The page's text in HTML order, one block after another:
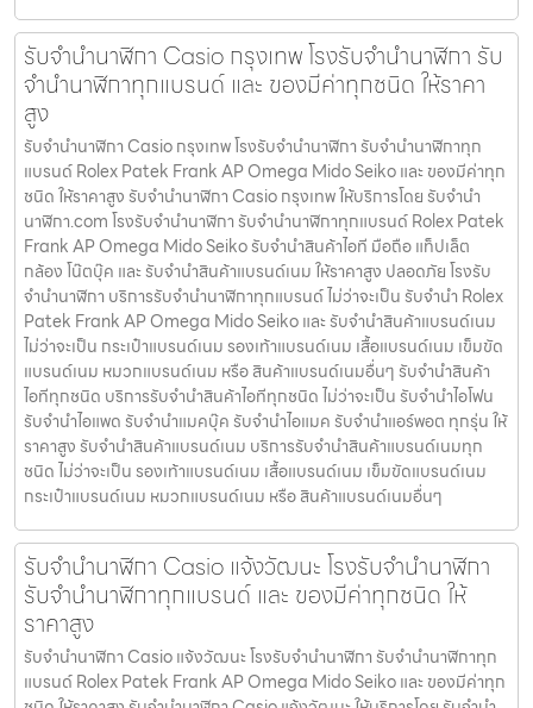
รับจํานํานาฬิกา Casio กรุงเทพ โรงรับจำนำนาฬิกา รับ
จำนำนาฬิกาทุกแบรนด์ และ ของมีค่าทุกชนิด ให้ราคา
สูง
รับจํานํานาฬิกา Casio กรุงเทพ โรงรับจำนำนาฬิกา รับจำนำนาฬิกาทุก
แบรนด์ Rolex Patek Frank AP Omega Mido Seiko และ ของมีค่าทุก
ชนิด ให้ราคาสูง รับจํานํานาฬิกา Casio กรุงเทพ ให้บริการโดย รับจํานํา
นาฬิกา.com โรงรับจำนำนาฬิกา รับจำนำนาฬิกาทุกแบรนด์ Rolex Patek
Frank AP Omega Mido Seiko รับจำนำสินค้าไอที มือถือ แท็ปเล็ต
กล้อง โน๊ตบุ๊ค และ รับจำนำสินค้าแบรนด์เนม ให้ราคาสูง ปลอดภัย โรงรับ
จำนำนาฬิกา บริการรับจำนำนาฬิกาทุกแบรนด์ ไม่ว่าจะเป็น รับจำนำ Rolex
Patek Frank AP Omega Mido Seiko และ รับจำนำสินค้าแบรนด์เนม
ไม่ว่าจะเป็น กระเป๋าแบรนด์เนม รองเท้าแบรนด์เนม เสื้อแบรนด์เนม เข็มขัด
แบรนด์เนม หมวกแบรนด์เนม หรือ สินค้าแบรนด์เนมอื่นๆ รับจำนำสินค้า
ไอทีทุกชนิด บริการรับจำนำสินค้าไอทีทุกชนิด ไม่ว่าจะเป็น รับจำนำไอโฟน
รับจำนำไอแพด รับจำนำแมคบุ๊ค รับจำนำไอแมค รับจำนำแอร์พอต ทุกรุ่น ให้
ราคาสูง รับจำนำสินค้าแบรนด์เนม บริการรับจำนำสินค้าแบรนด์เนมทุก
ชนิด ไม่ว่าจะเป็น รองเท้าแบรนด์เนม เสื้อแบรนด์เนม เข็มขัดแบรนด์เนม
กระเป๋าแบรนด์เนม หมวกแบรนด์เนม หรือ สินค้าแบรนด์เนมอื่นๆ
รับจํานํานาฬิกา Casio แจ้งวัฒนะ โรงรับจำนำนาฬิกา
รับจำนำนาฬิกาทุกแบรนด์ และ ของมีค่าทุกชนิด ให้
ราคาสูง
รับจํานํานาฬิกา Casio แจ้งวัฒนะ โรงรับจำนำนาฬิกา รับจำนำนาฬิกาทุก
แบรนด์ Rolex Patek Frank AP Omega Mido Seiko และ ของมีค่าทุก